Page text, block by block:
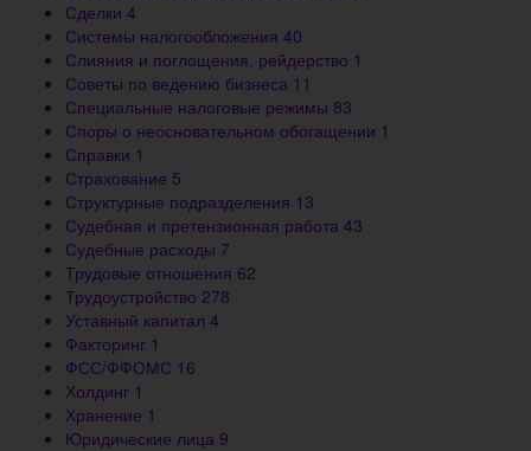
Сделки 4
Системы налогообложения 40
Слияния и поглощения, рейдерство 1
Советы по ведению бизнеса 11
Специальные налоговые режимы 83
Споры о неосновательном обогащении 1
Справки 1
Страхование 5
Структурные подразделения 13
Судебная и претензионная работа 43
Судебные расходы 7
Трудовые отношения 62
Трудоустройство 278
Уставный капитал 4
Факторинг 1
ФСС/ФФОМС 16
Холдинг 1
Хранение 1
Юридические лица 9